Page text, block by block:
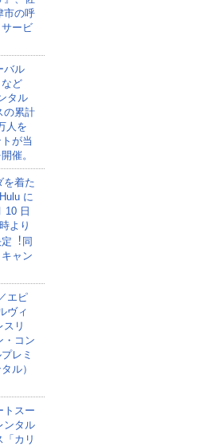
市の呼
ービ
バル
ど
タル
の累計
人を
が当
催。
を着た
に
10 ⽇
より
︕同
ャン
エピ
ヴィ
スリ
・コン
レミ
ル）
トスー
ンタル
「カリ